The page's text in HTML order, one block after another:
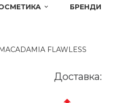
БРЕНДИ
FLAWLESS
Доставка: